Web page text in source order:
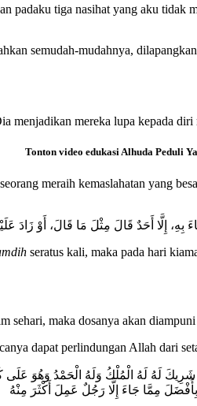
padaku tiga nasihat yang aku tidak
semudah-mudahnya,
menjadikan mereka lupa kepada diri
Tonton video edukasi Alhuda Peduli
meraih kemaslahatan yang
إِلَّا أَحَدٌ قَالَ مِثْلَ مَا قَالَ، أَوْ زَادَ
seratus kali, maka pada hari
sehari, maka dosanya akan
dapat perlindungan Allah dari
شَرِيكَ لَهُ لَهُ الْمُلْكُ وَلَهُ الْحَمْدُ
مِمَّا جَاءَ إِلَّا رَجُلٌ عَمِلَ أَكْثَرَ مِنْهُ